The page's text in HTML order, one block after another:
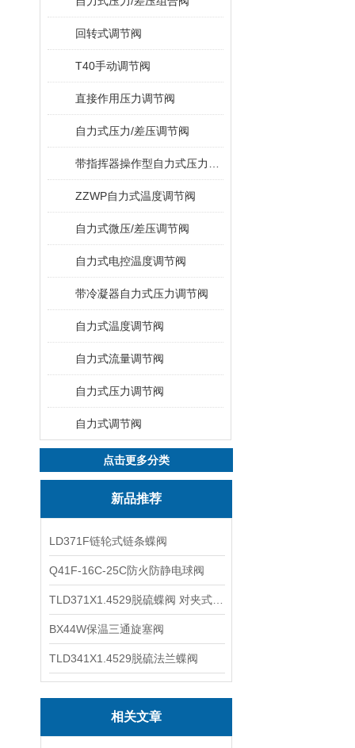
回转式调节阀
T40手动调节阀
直接作用压力调节阀
自力式压力/差压调节阀
ZZWP自力式温度调节阀
自力式微压/差压调节阀
自力式电控温度调节阀
带冷凝器自力式压力调节阀
自力式温度调节阀
自力式流量调节阀
自力式压力调节阀
自力式调节阀
点击更多分类
新品推荐
LD371F链轮式链条蝶阀
Q41F-16C-25C防火防静电球阀
BX44W保温三通旋塞阀
TLD341X1.4529脱硫法兰蝶阀
相关文章